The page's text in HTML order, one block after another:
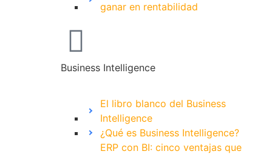
ganar en rentabilidad
Business Intelligence
El libro blanco del Business
Intelligence
¿Qué es Business Intelligence?
ERP con BI: cinco ventajas que